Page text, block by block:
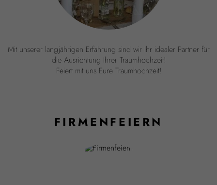
Mit unserer langjährigen Erfahrung sind wir Ihr idealer Partner für
die Ausrichtung Ihrer Traumhochzeit!
Feiert mit uns Eure Traumhochzeit!
FIRMENFEIERN